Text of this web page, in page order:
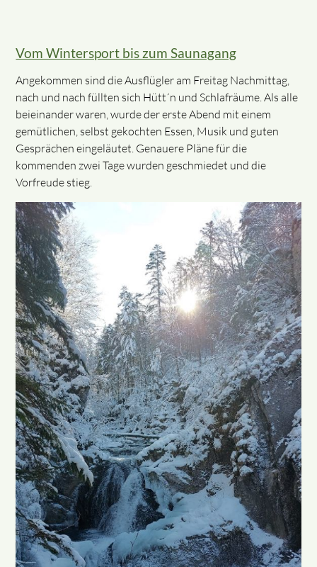
Vom Wintersport bis zum Saunagang
Angekommen sind die Ausflügler am Freitag Nachmittag,
nach und nach füllten sich Hütt´n und Schlafräume. Als alle
beieinander waren, wurde der erste Abend mit einem
gemütlichen, selbst gekochten Essen, Musik und guten
Gesprächen eingeläutet. Genauere Pläne für die
kommenden zwei Tage wurden geschmiedet und die
Vorfreude stieg.